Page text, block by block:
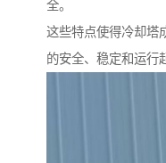
全。
这些特点使得冷却塔
的安全、稳定和运行